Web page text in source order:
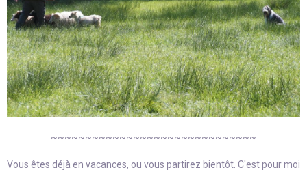
~~~~~~~~~~~~~~~~~~~~~~~~~~~~~~
Vous êtes déjà en vacances, ou vous partirez bientôt. C'est pour moi